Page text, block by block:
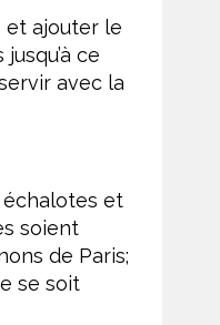
et ajouter le
ce
avec la
et
soient
de Paris;
se soit